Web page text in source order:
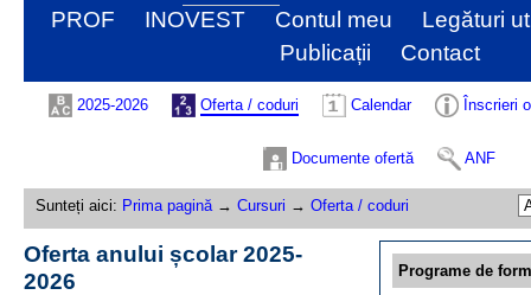
PROF
INOVEST Contul meu
Legături
Publicații
Contact
2025-2026 Oferta / coduri Calendar Înscrieri
Documente ofertă ANF
Sunteți aici: Prima pagină→ Cursuri → Oferta / coduri
Programe de
Oferta anului școlar 2025-
2026